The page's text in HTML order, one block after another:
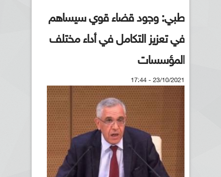
طبي: وجود قضاء قوي سيساهم
في تعزيز التكامل في أداء مختلف
المؤسسات
23/10/2021 - 17:44